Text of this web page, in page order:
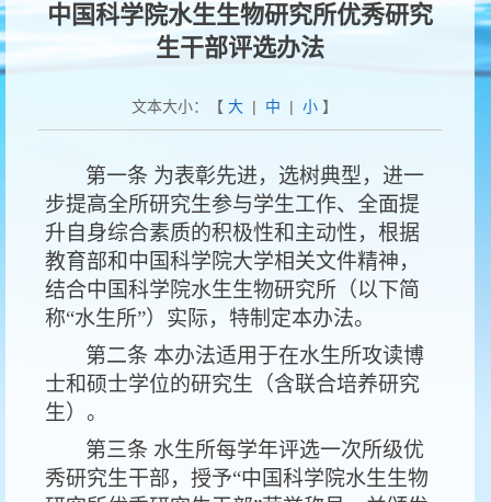
中国科学院水生生物研究所优秀研究
生干部评选办法
文本大小：【 大| 中 | 小】
第一条 为表彰先进，选树典型，进一
步提高全所研究生参与学生工作、全面提
升自身综合素质的积极性和主动性，根据
教育部和中国科学院大学相关文件精神，
结合中国科学院水生生物研究所（以下简
称“水生所”）实际，特制定本办法。
第二条 本办法适用于在水生所攻读博
士和硕士学位的研究生（含联合培养研究
生）。
第三条 水生所每学年评选一次所级优
秀研究生干部，授予“中国科学院水生生物